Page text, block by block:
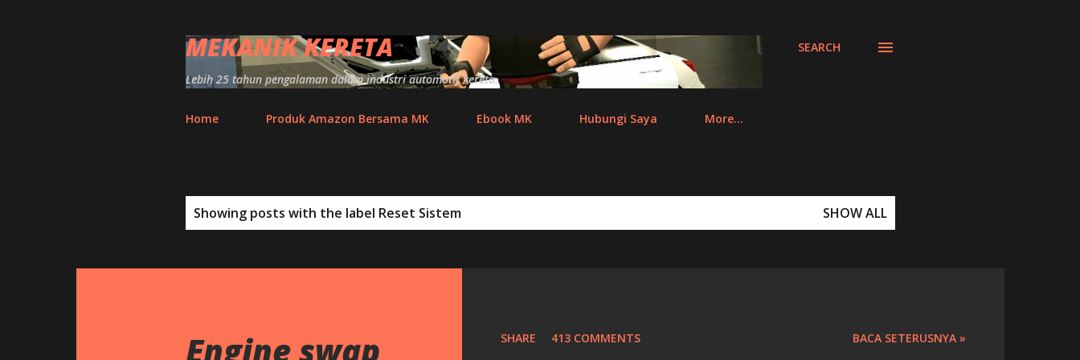
MEKANIK KERETA
Lebih 25 tahun pengalaman dalam industri automotif kereta.
SEARCH
Home Produk Amazon Bersama MK Ebook MK Hubungi Saya More…
s
Showing posts with the label Reset Sistem SHOW ALL
Engine swap SHARE 413 COMMENTS BACA SETERUSNYA »